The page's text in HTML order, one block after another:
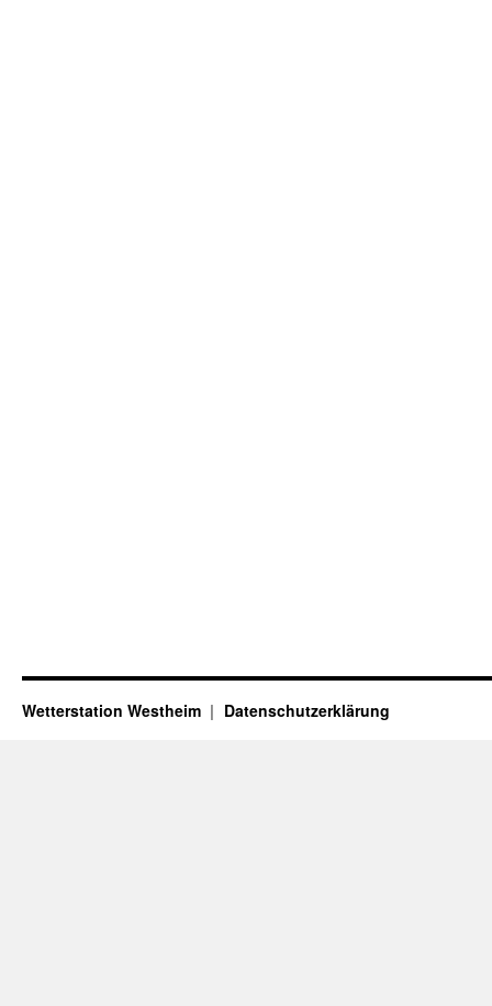
Wetterstation Westheim Datenschutzerklärung